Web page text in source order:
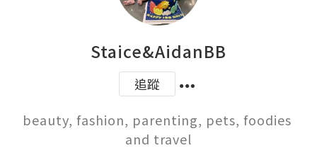
Staice&AidanBB
追蹤
beauty, fashion, parenting, pets, foodies
and travel